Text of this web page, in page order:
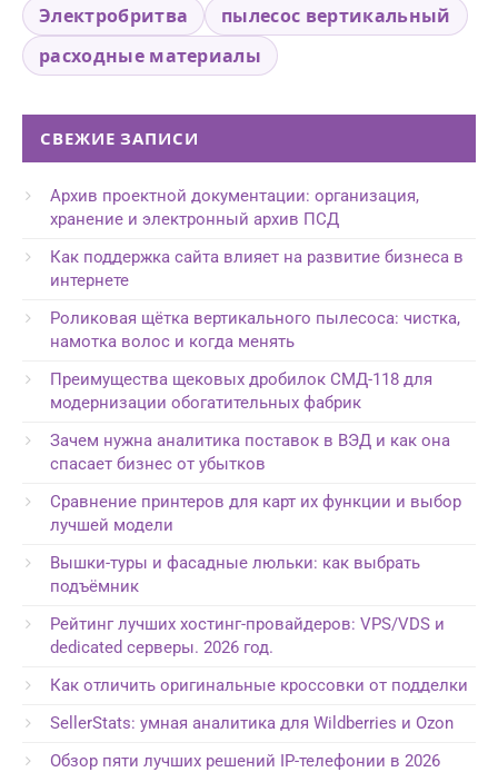
Электробритва
пылесос вертикальный
расходные материалы
СВЕЖИЕ ЗАПИСИ
Архив проектной документации: организация,
хранение и электронный архив ПСД
Как поддержка сайта влияет на развитие бизнеса в
интернете
Роликовая щётка вертикального пылесоса: чистка,
намотка волос и когда менять
Преимущества щековых дробилок СМД-118 для
модернизации обогатительных фабрик
Зачем нужна аналитика поставок в ВЭД и как она
спасает бизнес от убытков
Сравнение принтеров для карт их функции и выбор
лучшей модели
Вышки-туры и фасадные люльки: как выбрать
подъёмник
Рейтинг лучших хостинг-провайдеров: VPS/VDS и
dedicated серверы. 2026 год.
Как отличить оригинальные кроссовки от подделки
SellerStats: умная аналитика для Wildberries и Ozon
Обзор пяти лучших решений IP-телефонии в 2026